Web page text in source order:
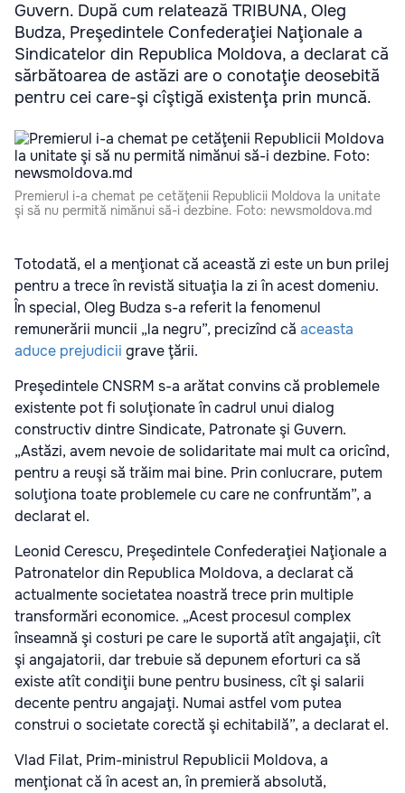
Guvern. După cum relatează TRIBUNA, Oleg
Budza, Preşedintele Confederaţiei Naţionale a
Sindicatelor din Republica Moldova, a declarat că
sărbătoarea de astăzi are o conotaţie deosebită
pentru cei care-şi cîştigă existenţa prin muncă.
Premierul i-a chemat pe cetăţenii Republicii Moldova la unitate
şi să nu permită nimănui să-i dezbine. Foto: newsmoldova.md
Totodată, el a menţionat că această zi este un bun prilej
pentru a trece în revistă situaţia la zi în acest domeniu.
În special, Oleg Budza s-a referit la fenomenul
remunerării muncii „la negru”, precizînd că aceasta
aduce prejudicii grave ţării.
Preşedintele CNSRM s-a arătat convins că problemele
existente pot fi soluţionate în cadrul unui dialog
constructiv dintre Sindicate, Patronate şi Guvern.
„Astăzi, avem nevoie de solidaritate mai mult ca oricînd,
pentru a reuşi să trăim mai bine. Prin conlucrare, putem
soluţiona toate problemele cu care ne confruntăm”, a
declarat el.
Leonid Cerescu, Preşedintele Confederaţiei Naţionale a
Patronatelor din Republica Moldova, a declarat că
actualmente societatea noastră trece prin multiple
transformări economice. „Acest procesul complex
înseamnă şi costuri pe care le suportă atît angajaţii, cît
şi angajatorii, dar trebuie să depunem eforturi ca să
existe atît condiţii bune pentru business, cît şi salarii
decente pentru angajaţi. Numai astfel vom putea
construi o societate corectă şi echitabilă”, a declarat el.
Vlad Filat, Prim-ministrul Republicii Moldova, a
menţionat că în acest an, în premieră absolută,